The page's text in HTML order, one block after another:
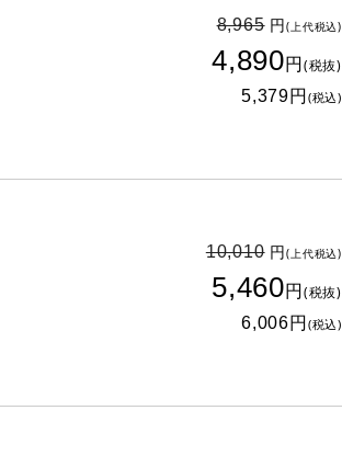
8,965円(上代税込)
4,890円(税抜)
5,379円(税込)
10,010円(上代税込)
5,460円(税抜)
6,006円(税込)